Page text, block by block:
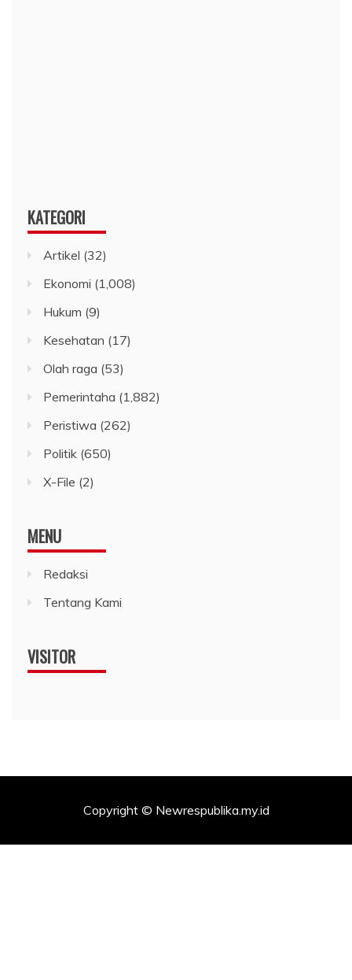
KATEGORI
Artikel (32)
Ekonomi (1,008)
Hukum (9)
Kesehatan (17)
Olah raga (53)
Pemerintaha (1,882)
Peristiwa (262)
Politik (650)
X-File (2)
MENU
Redaksi
Tentang Kami
VISITOR
Copyright © Newrespublika.my.id